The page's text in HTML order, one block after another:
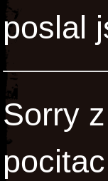
poslal
Sorry